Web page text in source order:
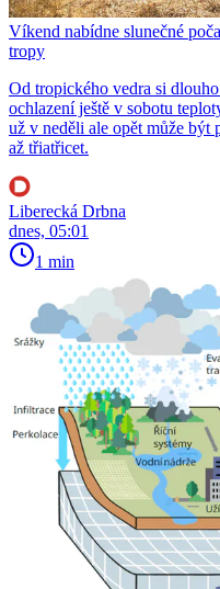
Víkend nabídne slunečné
tropy
Od tropického vedra si
ochlazení ještě v sobotu
už v neděli ale opět může být
až třiatřicet.
Liberecká Drbna
dnes, 05:01
1 min